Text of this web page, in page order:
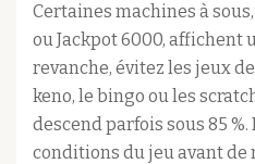
Certaines machines à
ou Jackpot 6000, affichent
revanche, évitez les jeux
keno, le bingo ou les
descend parfois sous 85
conditions du jeu avant de